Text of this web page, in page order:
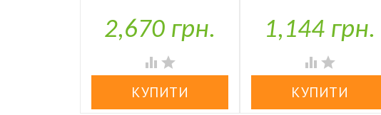
 У наявності
2,670 грн.
 
1,144 грн.
 